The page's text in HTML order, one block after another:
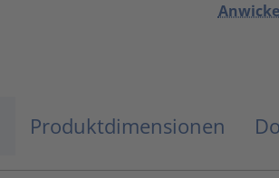
Produktdimensionen